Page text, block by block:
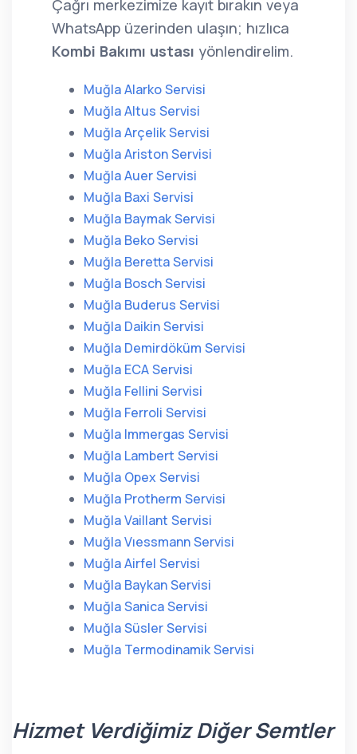
Çağrı merkezimize kayıt bırakın veya
WhatsApp üzerinden ulaşın; hızlıca
Kombi Bakımı ustası yönlendirelim.
Muğla Alarko Servisi
Muğla Altus Servisi
Muğla Arçelik Servisi
Muğla Ariston Servisi
Muğla Auer Servisi
Muğla Baxi Servisi
Muğla Baymak Servisi
Muğla Beko Servisi
Muğla Beretta Servisi
Muğla Bosch Servisi
Muğla Buderus Servisi
Muğla Daikin Servisi
Muğla Demirdöküm Servisi
Muğla ECA Servisi
Muğla Fellini Servisi
Muğla Ferroli Servisi
Muğla Immergas Servisi
Muğla Lambert Servisi
Muğla Opex Servisi
Muğla Protherm Servisi
Muğla Vaillant Servisi
Muğla Vıessmann Servisi
Muğla Airfel Servisi
Muğla Baykan Servisi
Muğla Sanica Servisi
Muğla Süsler Servisi
Muğla Termodinamik Servisi
Hizmet Verdiğimiz Diğer Semtler